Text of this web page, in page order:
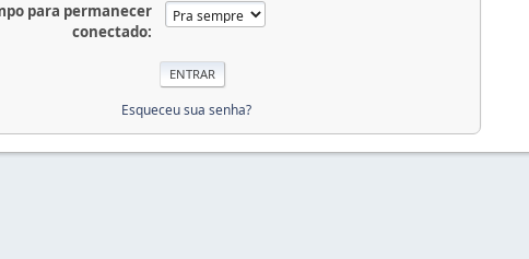
para permanecer
conectado:
Esqueceu sua senha?